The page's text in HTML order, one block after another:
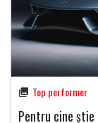
Top performer
Pentru cine știe